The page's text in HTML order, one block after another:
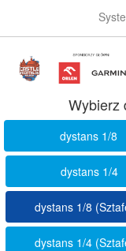
Wybierz
dystans 1/8
dystans 1/4
dystans 1/8
dystans 1/4